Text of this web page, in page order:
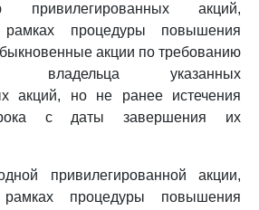
привилегированных акций,
процедуры повышения
акции по требованию
владельца указанных
акций, но не ранее истечения
с даты завершения их
привилегированной акции,
процедуры повышения